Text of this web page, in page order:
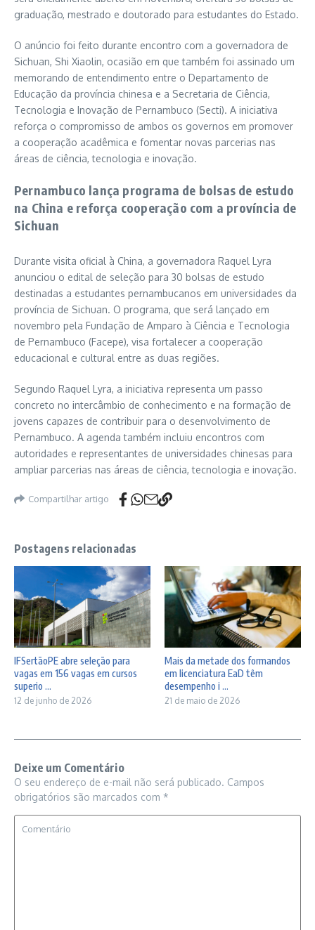
graduação, mestrado e doutorado para estudantes do Estado.
O anúncio foi feito durante encontro com a governadora de
Sichuan, Shi Xiaolin, ocasião em que também foi assinado um
memorando de entendimento entre o Departamento de
Educação da província chinesa e a Secretaria de Ciência,
Tecnologia e Inovação de Pernambuco (Secti). A iniciativa
reforça o compromisso de ambos os governos em promover
a cooperação acadêmica e fomentar novas parcerias nas
áreas de ciência, tecnologia e inovação.
Pernambuco lança programa de bolsas de estudo
na China e reforça cooperação com a província de
Sichuan
Durante visita oficial à China, a governadora Raquel Lyra
anunciou o edital de seleção para 30 bolsas de estudo
destinadas a estudantes pernambucanos em universidades da
província de Sichuan. O programa, que será lançado em
novembro pela Fundação de Amparo à Ciência e Tecnologia
de Pernambuco (Facepe), visa fortalecer a cooperação
educacional e cultural entre as duas regiões.
Segundo Raquel Lyra, a iniciativa representa um passo
concreto no intercâmbio de conhecimento e na formação de
jovens capazes de contribuir para o desenvolvimento de
Pernambuco. A agenda também incluiu encontros com
autoridades e representantes de universidades chinesas para
ampliar parcerias nas áreas de ciência, tecnologia e inovação.
Compartilhar artigo
Postagens relacionadas
IFSertãoPE abre seleção para
vagas em 156 vagas em cursos
superio ...
12 de junho de 2026
Mais da metade dos formandos
em licenciatura EaD têm
desempenho i ...
21 de maio de 2026
Deixe um Comentário
O seu endereço de e-mail não será publicado. Campos
obrigatórios são marcados com *